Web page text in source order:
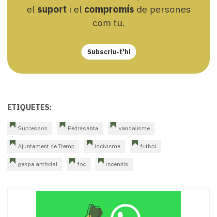
el suport i el compromís de persones
com tu.
Subscriu-t'hi
ETIQUETES:
Successos Pedrasanta vandalisme
Ajuntament de Tremp incivisme futbol
gespa artificial foc incendis